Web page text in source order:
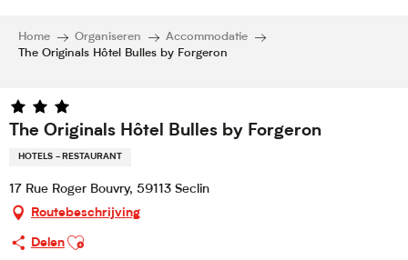
Home Organiseren
Accommodatie
The Originals Hôtel Bulles by Forgeron
The Originals Hôtel Bulles by Forgeron
HOTELS - RESTAURANT
17 Rue Roger Bouvry, 59113 Seclin
Routebeschrijving
Delen
Ajouter aux favoris